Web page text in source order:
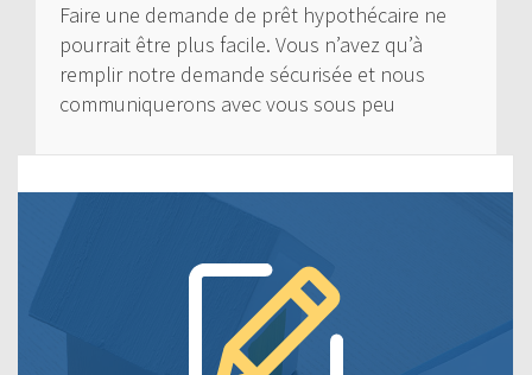
Faire une demande de prêt hypothécaire ne
pourrait être plus facile. Vous n’avez qu’à
remplir notre demande sécurisée et nous
communiquerons avec vous sous peu